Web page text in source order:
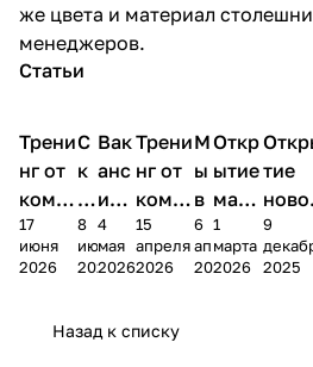
же цвета и материал
менеджеров.
Статьи
Трени
нг от
комп
ании
Мело
17
июня
2026
С
к
и
д
к
2
8
июня
2026
Вак
анс
ия в
Чеб
окс
4
мая
2026
Трени
нг от
комп
ании
Мело
15
апреля
2026
М
ы
в
М
А
6
апреля
2026
Откр
ытие
мага
зина
в
1
марта
2026
тие
о
9
2025
Назад к списку